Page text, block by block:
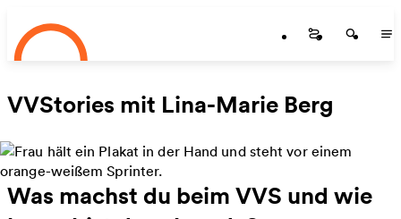
Zum Hauptinhalt springen
Startseite
VVStories mit Lina-Marie Berg
Was machst du beim VVS und wie